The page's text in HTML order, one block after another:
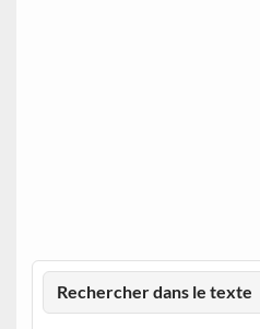
Rechercher dans le texte